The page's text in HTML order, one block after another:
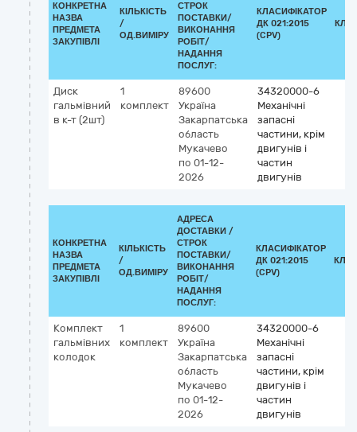
КОНКРЕТНА
НАЗВА
ПРЕДМЕТА
ЗАКУПІВЛІ
КІЛЬКІСТЬ
/
ОД.ВИМІРУ
СТРОК
ПОСТАВКИ/
ВИКОНАННЯ
РОБІТ/
НАДАННЯ
ПОСЛУГ:
КЛАСИФІКАТОР
ДК 021:2015
(CPV)
Диск
гальмiвний
в к-т (2шт)
1
комплект
89600
Україна
Закарпатська
область
Мукачево
по 01-12-
2026
34320000-6
Механічні
запасні
частини, крім
двигунів і
частин
двигунів
КОНКРЕТНА
НАЗВА
ПРЕДМЕТА
ЗАКУПІВЛІ
КІЛЬКІСТЬ
/
ОД.ВИМІРУ
АДРЕСА
ДОСТАВКИ /
СТРОК
ПОСТАВКИ/
ВИКОНАННЯ
РОБІТ/
НАДАННЯ
ПОСЛУГ:
КЛАСИФІКАТОР
ДК 021:2015
(CPV)
Комплект
гальмівних
колодок
1
комплект
89600
Україна
Закарпатська
область
Мукачево
по 01-12-
2026
34320000-6
Механічні
запасні
частини, крім
двигунів і
частин
двигунів